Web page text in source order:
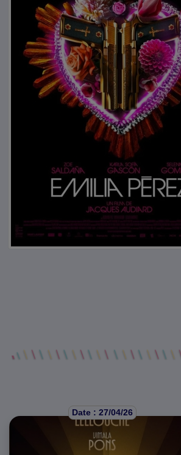
Date : 27/04/26